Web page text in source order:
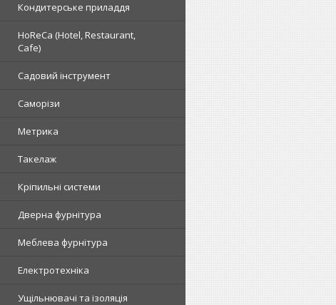
Кондитерське приладдя
HoReCa (Hotel, Restaurant,
Cafe)
Садовий інструмент
Саморізи
Метрика
Такелаж
Кріпильні системи
Дверна фурнітура
Меблева фурнітура
Електротехніка
Ущільнювачі та ізоляція